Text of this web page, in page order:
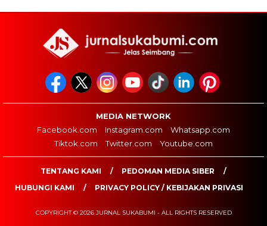
MEDIA NETWORK
Facebook.com
Instagram.com
Whatsapp.com
Tiktok.com
Twitter.com Youtube.com
TENTANG KAMI
PEDOMAN MEDIA SIBER
HUBUNGI KAMI
PRIVACY POLICY / KEBIJAKAN PRIVASI
COPYRIGHT © 2026 JURNAL SUKABUMI - ALL RIGHTS RESERVED